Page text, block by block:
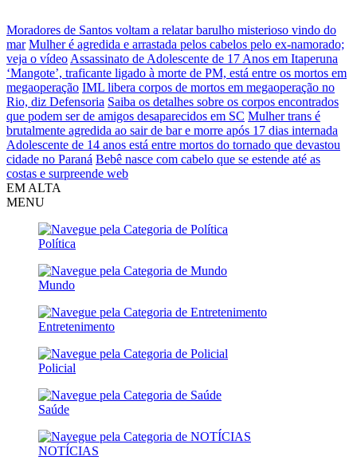
Moradores de Santos voltam a relatar barulho misterioso vindo do
mar Mulher é agredida e arrastada pelos cabelos pelo ex-namorado;
veja o vídeo Assassinato de Adolescente de 17 Anos em Itaperuna
‘Mangote’, traficante ligado à morte de PM, está entre os mortos em
megaoperação IML libera corpos de mortos em megaoperação no
Rio, diz Defensoria Saiba os detalhes sobre os corpos encontrados
que podem ser de amigos desaparecidos em SC Mulher trans é
brutalmente agredida ao sair de bar e morre após 17 dias internada
Adolescente de 14 anos está entre mortos do tornado que devastou
cidade no Paraná Bebê nasce com cabelo que se estende até as
costas e surpreende web
EM ALTA
MENU
Política
Mundo
Entretenimento
Policial
Saúde
NOTÍCIAS